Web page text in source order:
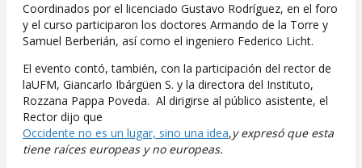
Coordinados por el licenciado Gustavo Rodríguez, en el foro
y el curso participaron los doctores Armando de la Torre y
Samuel Berberián, así como el ingeniero Federico Licht.
El evento contó, también, con la participación del rector de
laUFM, Giancarlo Ibárgüen S. y la directora del Instituto,
Rozzana Pappa Poveda. Al dirigirse al público asistente, el
Rector dijo que
Occidente no es un lugar, sino una idea,y expresó que esta
tiene raíces europeas y no europeas.